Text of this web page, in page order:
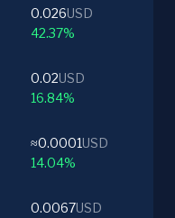
0.026USD
42.37%
0.02USD
16.84%
≈0.0001USD
14.04%
0.0067USD